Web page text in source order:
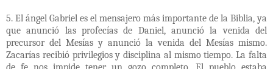
5. El ángel Gabriel es el mensajero más importante de la Biblia, ya
que anunció las profecías de Daniel, anunció la venida del
precursor del Mesías y anunció la venida del Mesías mismo.
Zacarías recibió privilegios y disciplina al mismo tiempo. La falta